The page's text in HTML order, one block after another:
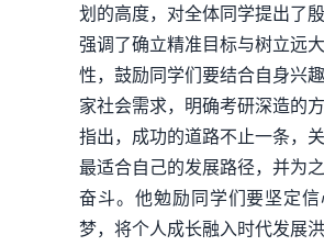
划的高度，对全体同学提出了
强调了确立精准目标与树立远
性，鼓励同学们要结合自身兴
家社会需求，明确考研深造的
指出，成功的道路不止一条，
最适合自己的发展路径，并为
奋斗。他勉励同学们要坚定
梦，将个人成长融入时代发展